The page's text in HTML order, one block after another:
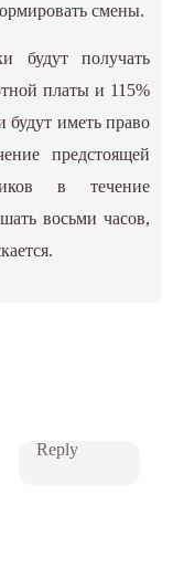
смены.
будут получать
платы и 115%
будут иметь право
предстоящей
в течение
восьми часов,
Reply